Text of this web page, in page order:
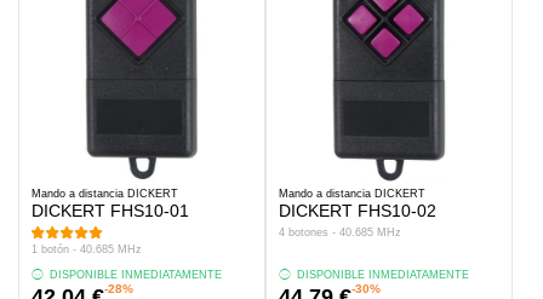
Mando a distancia DICKERT
DICKERT FHS10-01
1 botón - 40.685 MHz
DISPONIBLE INMEDIATAMENTE
-28%
Mando a distancia DICKERT
DICKERT FHS10-02
4 botones - 40.685 MHz
DISPONIBLE INMEDIATAMENTE
-30%